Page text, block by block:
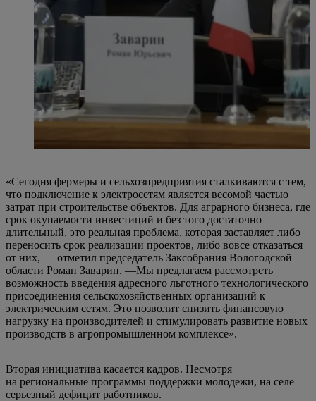
«Сегодня фермеры и сельхозпредприятия сталкиваются с тем,
что подключение к электросетям является весомой частью
затрат при строительстве объектов. Для аграрного бизнеса, где
срок окупаемости инвестиций и без того достаточно
длительный, это реальная проблема, которая заставляет либо
переносить срок реализации проектов, либо вовсе отказаться
от них, — отметил председатель Заксобрания Вологодской
области Роман Заварин. —Мы предлагаем рассмотреть
возможность введения адресного льготного технологического
присоединения сельскохозяйственных организаций к
электрическим сетям. Это позволит снизить финансовую
нагрузку на производителей и стимулировать развитие новых
производств в агропромышленном комплексе».
Вторая инициатива касается кадров. Несмотря
на региональные программы поддержки молодежи, на селе
серьезный дефицит работников.